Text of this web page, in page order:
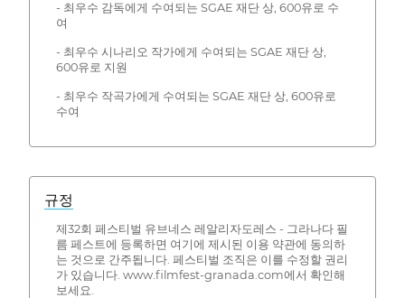
- 최우수 감독에게 수여되는 SGAE 재단 상, 600유로 수
여
- 최우수 시나리오 작가에게 수여되는 SGAE 재단 상,
600유로 지원
- 최우수 작곡가에게 수여되는 SGAE 재단 상, 600유로
수여
규정
제32회 페스티벌 유브네스 레알리자도레스 - 그라나다 필
름 페스트에 등록하면 여기에 제시된 이용 약관에 동의하
는 것으로 간주됩니다. 페스티벌 조직은 이를 수정할 권리
가 있습니다. www.filmfest-granada.com에서 확인해
보세요.